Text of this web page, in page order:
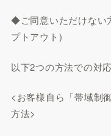
◆ご同意いただけない
プトアウト)
以下2つの方法での対
<お客様自ら「帯域制
方法>